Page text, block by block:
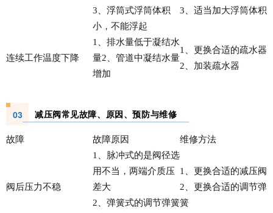
3、浮筒式浮筒体积
小，不能浮起
3、适当加大浮筒体积
连续工作温度下降
1、排水量低于凝结水
量2、管道中凝结水量
增加
1、更换合适的疏水器
2、加装疏水器
03 减压阀常见故障、原因、预防与维修
故障 故障原因 维修方法
阀后压力不稳
1、脉冲式的是阀径选
用不当，两端介质压
差大
2、弹簧式的调节弹簧
1、更换合适的减压阀
2、更换合适的调节弹
簧